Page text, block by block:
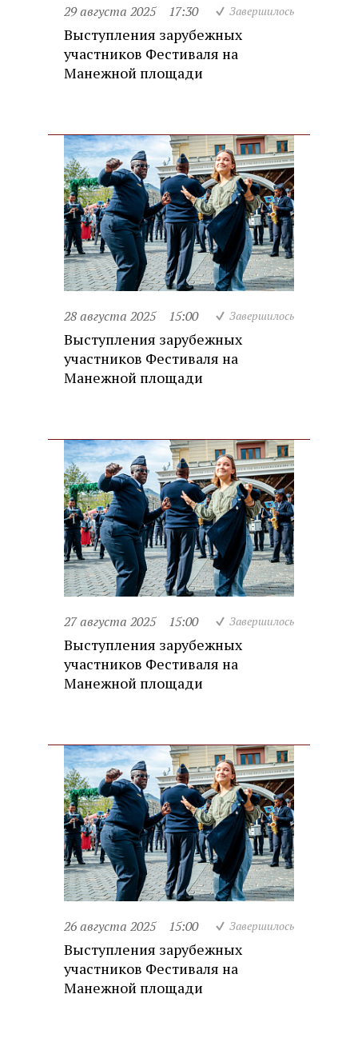
29 августа 2025 17:30 Завершилось
Выступления зарубежных
участников Фестиваля на
Манежной площади
28 августа 2025 15:00 Завершилось
Выступления зарубежных
участников Фестиваля на
Манежной площади
27 августа 2025 15:00 Завершилось
Выступления зарубежных
участников Фестиваля на
Манежной площади
26 августа 2025 15:00 Завершилось
Выступления зарубежных
участников Фестиваля на
Манежной площади